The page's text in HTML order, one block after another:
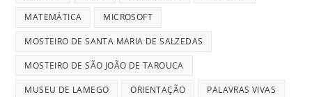
MATEMÁTICA MICROSOFT
MOSTEIRO DE SANTA MARIA DE SALZEDAS
MOSTEIRO DE SÃO JOÃO DE TAROUCA
MUSEU DE LAMEGO ORIENTAÇÃO PALAVRAS VIVAS